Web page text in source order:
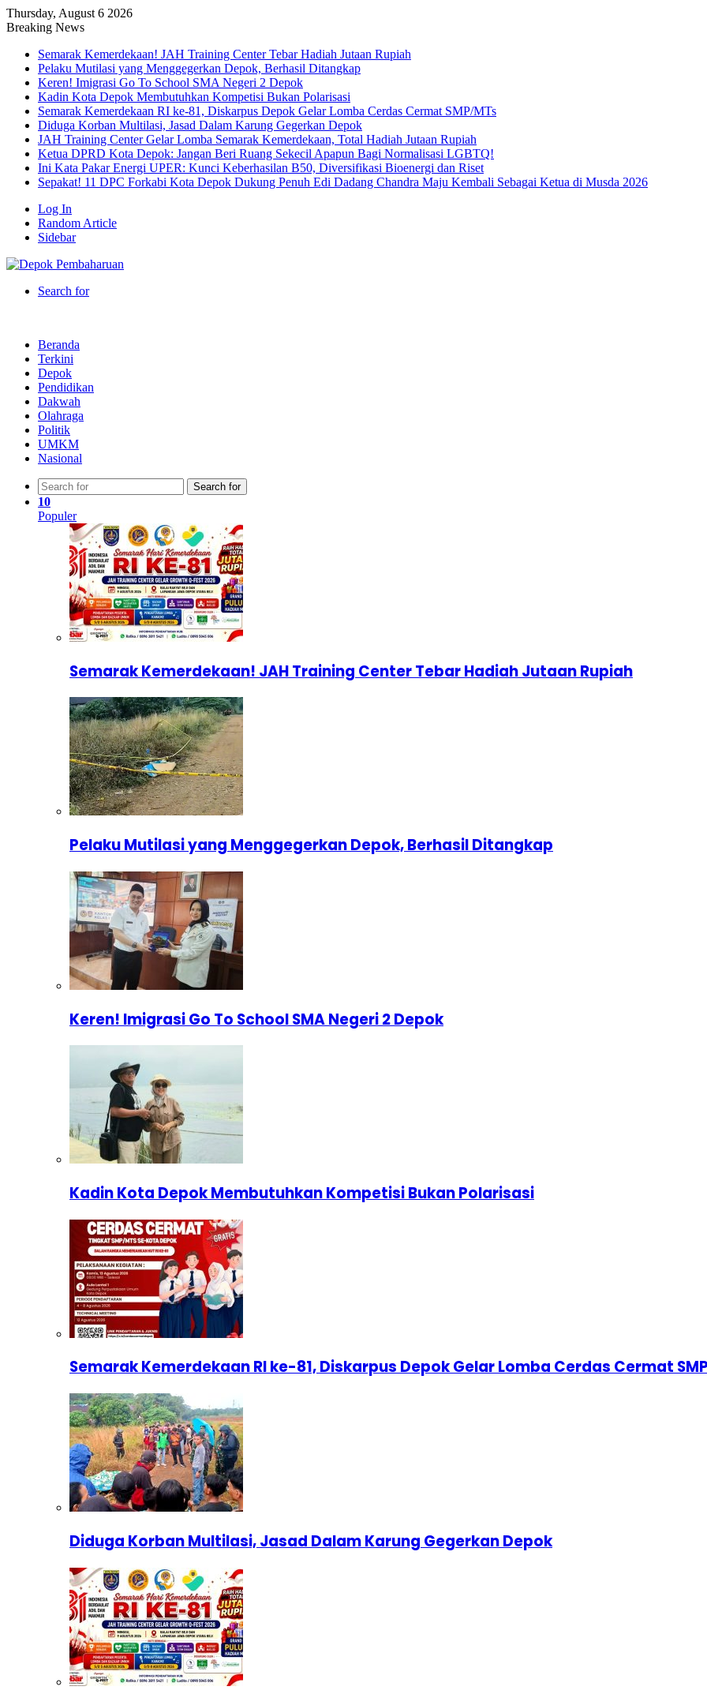
Thursday, August 6 2026
Breaking News
Semarak Kemerdekaan! JAH Training Center Tebar Hadiah Jutaan Rupiah
Pelaku Mutilasi yang Menggegerkan Depok, Berhasil Ditangkap
Keren! Imigrasi Go To School SMA Negeri 2 Depok
Kadin Kota Depok Membutuhkan Kompetisi Bukan Polarisasi
Semarak Kemerdekaan RI ke-81, Diskarpus Depok Gelar Lomba Cerdas Cermat SMP/MTs
Diduga Korban Multilasi, Jasad Dalam Karung Gegerkan Depok
JAH Training Center Gelar Lomba Semarak Kemerdekaan, Total Hadiah Jutaan Rupiah
Ketua DPRD Kota Depok: Jangan Beri Ruang Sekecil Apapun Bagi Normalisasi LGBTQ!
Ini Kata Pakar Energi UPER: Kunci Keberhasilan B50, Diversifikasi Bioenergi dan Riset
Sepakat! 11 DPC Forkabi Kota Depok Dukung Penuh Edi Dadang Chandra Maju Kembali Sebagai Ketua di Musda 2026
Log In
Random Article
Sidebar
Search for
Beranda
Terkini
Depok
Pendidikan
Dakwah
Olahraga
Politik
UMKM
Nasional
Search for
10
Populer
Semarak Kemerdekaan! JAH Training Center Tebar Hadiah Jutaan Rupiah
Pelaku Mutilasi yang Menggegerkan Depok, Berhasil Ditangkap
Keren! Imigrasi Go To School SMA Negeri 2 Depok
Kadin Kota Depok Membutuhkan Kompetisi Bukan Polarisasi
Semarak Kemerdekaan RI ke-81, Diskarpus Depok Gelar Lomba Cerdas Cermat
Diduga Korban Multilasi, Jasad Dalam Karung Gegerkan Depok